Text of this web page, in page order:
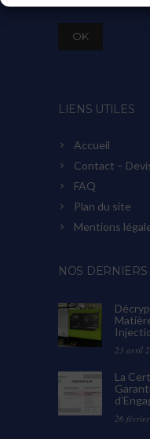
LIENS UTILES
Accueil
Contact –
FAQ
Plan du site
Mentions
NOS DERNIERS
23 avril
La
26